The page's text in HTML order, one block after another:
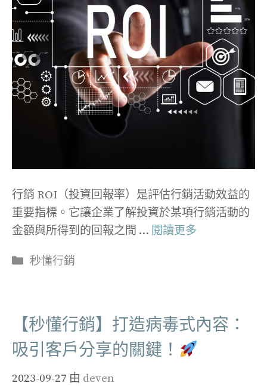
行銷 ROI（投資回報率）是評估行銷活動效益的
重要指標。它讓企業了解投資於某項行銷活動的
金額與所得到的回報之間 … 閱讀更多
分
秒懂行銷
【秒懂行銷】打造病毒式內容：
吸引客戶分享的關鍵！
2023-09-27 由 deven